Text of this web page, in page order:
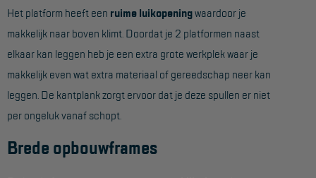
Projectvoorbeelden
KEURING
Keuring en Inspectie
Ladders en trappen
Steigers
Het platform heeft een ruime luikopeningwaardoor je
makkelijk naar boven klimt. Doordat je 2 platformen naast
elkaar kan leggen heb je een extra grote werkplek waar je
makkelijk even wat extra materiaal of gereedschap neer kan
leggen. De kantplank zorgt ervoor dat je deze spullen er niet
per ongeluk vanaf schopt.
Brede opbouwframes